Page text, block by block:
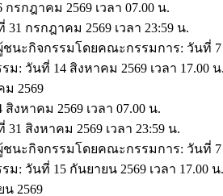
รกฎาคม 2569 เวลา 07.00 น.
กรกฎาคม 2569 เวลา 23:59 น.
นะกิจกรรมโดยคณะกรรมการ: วันที่ 7
: วันที่ 14 สิงหาคม 2569 เวลา 17.00
2569
งหาคม 2569 เวลา 07.00 น.
สิงหาคม 2569 เวลา 23:59 น.
นะกิจกรรมโดยคณะกรรมการ: วันที่ 7
: วันที่ 15 กันยายน 2569 เวลา 17.00
2569